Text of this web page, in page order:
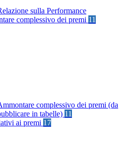
sulla Performance
complessivo dei premi 11
complessivo dei premi (da
in tabelle) 11
ai premi 17